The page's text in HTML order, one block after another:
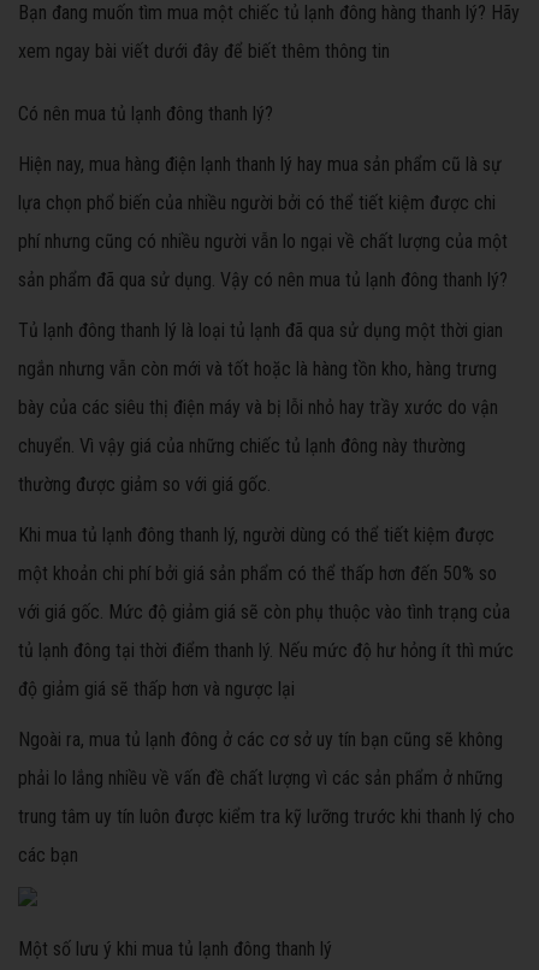
Bạn đang muốn tìm mua một chiếc tủ lạnh đông hàng thanh lý? Hãy
xem ngay bài viết dưới đây để biết thêm thông tin
Có nên mua tủ lạnh đông thanh lý?
Hiện nay, mua hàng điện lạnh thanh lý hay mua sản phẩm cũ là sự
lựa chọn phổ biến của nhiều người bởi có thể tiết kiệm được chi
phí nhưng cũng có nhiều người vẫn lo ngại về chất lượng của một
sản phẩm đã qua sử dụng. Vậy có nên mua tủ lạnh đông thanh lý?
Tủ lạnh đông thanh lý là loại tủ lạnh đã qua sử dụng một thời gian
ngắn nhưng vẫn còn mới và tốt hoặc là hàng tồn kho, hàng trưng
bày của các siêu thị điện máy và bị lỗi nhỏ hay trầy xước do vận
chuyển. Vì vậy giá của những chiếc tủ lạnh đông này thường
thường được giảm so với giá gốc.
Khi mua tủ lạnh đông thanh lý, người dùng có thể tiết kiệm được
một khoản chi phí bởi giá sản phẩm có thể thấp hơn đến 50% so
với giá gốc. Mức độ giảm giá sẽ còn phụ thuộc vào tình trạng của
tủ lạnh đông tại thời điểm thanh lý. Nếu mức độ hư hỏng ít thì mức
độ giảm giá sẽ thấp hơn và ngược lại
Ngoài ra, mua tủ lạnh đông ở các cơ sở uy tín bạn cũng sẽ không
phải lo lắng nhiều về vấn đề chất lượng vì các sản phẩm ở những
trung tâm uy tín luôn được kiểm tra kỹ lưỡng trước khi thanh lý cho
các bạn
Một số lưu ý khi mua tủ lạnh đông thanh lý